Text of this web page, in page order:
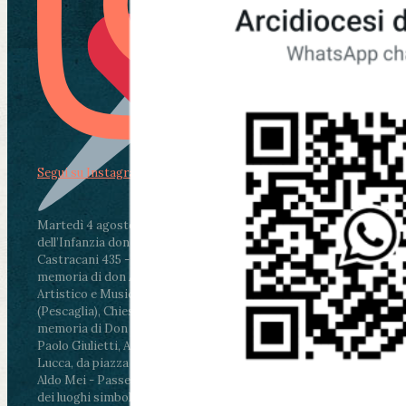
Martedì 4 agosto2026
ore 11:30 - Lucca, Scuola
dell’Infanzia don Aldo Mei - Viale Castruccio
Castracani 435 - Inaugurazione murales in
memoria di don Aldo Mei curato dal Liceo
Artistico e Musicale “Passaglia”
ore 18 - Fiano
(Pescaglia), Chiesa parrocchiale - Messa in
memoria di Don Aldo Mei celebrata da mons.
Paolo Giulietti, Arcivescovo di Lucca
ore 20.30 -
Lucca, da piazza San Michele al Cippo di don
Aldo Mei - Passeggiata della Memoria in alcuni
dei luoghi simbolo della città. Ritrovo alle ore
Segui su Instagram